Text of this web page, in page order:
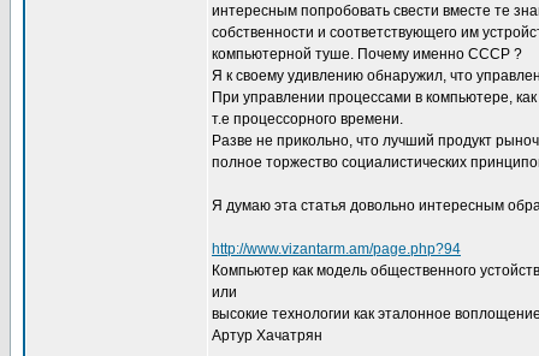
интересным попробовать свести вместе те
собственности и соответствующего им
компьютерной туше. Почему именно СССР ?
Я к своему удивлению обнаружил, что
При управлении процессами в компьютере,
т.е процессорного времени.
Разве не прикольно, что лучший продукт
полное торжество социалистических
Я думаю эта статья довольно интересным
http://www.vizantarm.am/page.php?94
Компьютер как модель общественного
или
высокие технологии как эталонное
Артур Хачатрян